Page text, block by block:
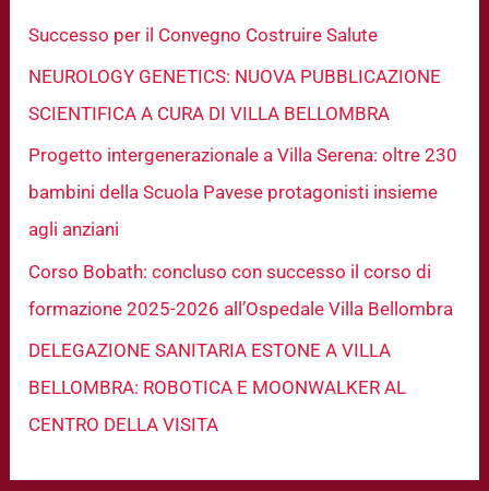
Successo per il Convegno Costruire Salute
NEUROLOGY GENETICS: NUOVA PUBBLICAZIONE
SCIENTIFICA A CURA DI VILLA BELLOMBRA
Progetto intergenerazionale a Villa Serena: oltre 230
bambini della Scuola Pavese protagonisti insieme
agli anziani
Corso Bobath: concluso con successo il corso di
formazione 2025-2026 all’Ospedale Villa Bellombra
DELEGAZIONE SANITARIA ESTONE A VILLA
BELLOMBRA: ROBOTICA E MOONWALKER AL
CENTRO DELLA VISITA